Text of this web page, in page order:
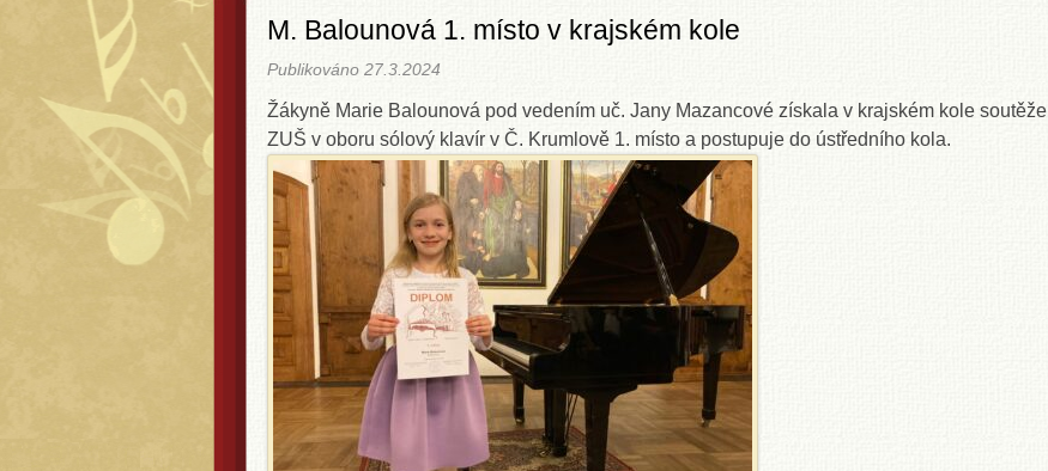
M. Balounová 1. místo v krajském kole
Publikováno 27.3.2024
Žákyně Marie Balounová pod vedením uč. Jany Mazancové získala v krajském kole soutěže
ZUŠ v oboru sólový klavír v Č. Krumlově 1. místo a postupuje do ústředního kola.